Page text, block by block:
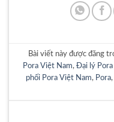
Bài viết này được đăng
Pora Việt Nam, Đại lý
phối Pora Việt Nam, Pora,